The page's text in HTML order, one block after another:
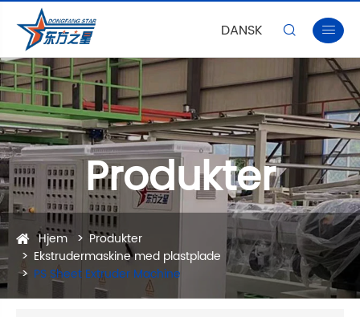
DANSK  
Produkter
Hjem
Produkter
Ekstrudermaskine med plastplade
PS Sheet Extruder Machine